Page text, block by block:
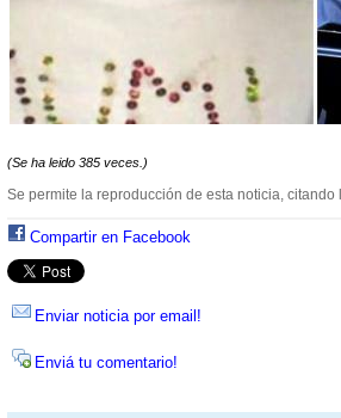
(Se ha leido 385 veces.)
Se permite la reproducción de esta noticia, citando
Compartir en Facebook
Enviar noticia por email!
Enviá tu comentario!